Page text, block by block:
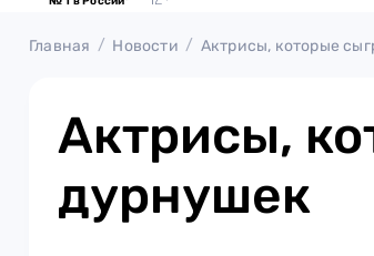
Главная Новости Актрисы, которые
Актрисы,
дурнушек